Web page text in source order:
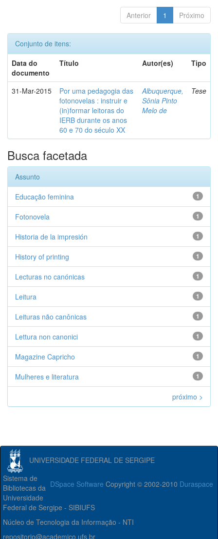
Anterior 1 Próximo
Conjunto de itens:
Data do
documento
Título Autor(es) Tipo
31-Mar-2015
Por uma pedagogia das
fotonovelas : instruir e
(in)formar leitoras do
IERB durante os anos
60 e 70 do século XX
Albuquerque,
Sônia Pinto
Melo de
Tese
Busca facetada
Assunto
1
Educação feminina
1
Fotonovela
1
Historia de la impresión
1
History of printing
1
Lecturas no canónicas
1
Leitura
1
Leituras não canônicas
1
Lettura non canonici
1
Magazine Capricho
1
Mulheres e literatura
próximo >
UNIVERSIDADE FEDERAL DE SERGIPE
DSpace Software Copyright © 2002-2010 Duraspace
Sistema de
Bibliotecas da
Universidade
Federal de Sergipe - SIBIUFS
Núcleo de Tecnologia da Informação - NTI
repositorio@academico.ufs.br